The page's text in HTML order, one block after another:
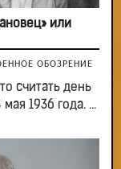
или
ОБОЗРЕНИЕ
считать день
1936 года. ...